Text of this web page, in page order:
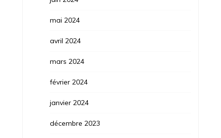
mai 2024
avril 2024
mars 2024
février 2024
janvier 2024
décembre 2023